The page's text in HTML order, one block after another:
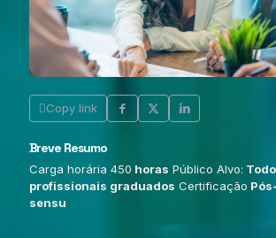
Copy link
Breve Resumo
Carga horária 450 horas Público Alvo:
profissionais graduados Certificação
sensu